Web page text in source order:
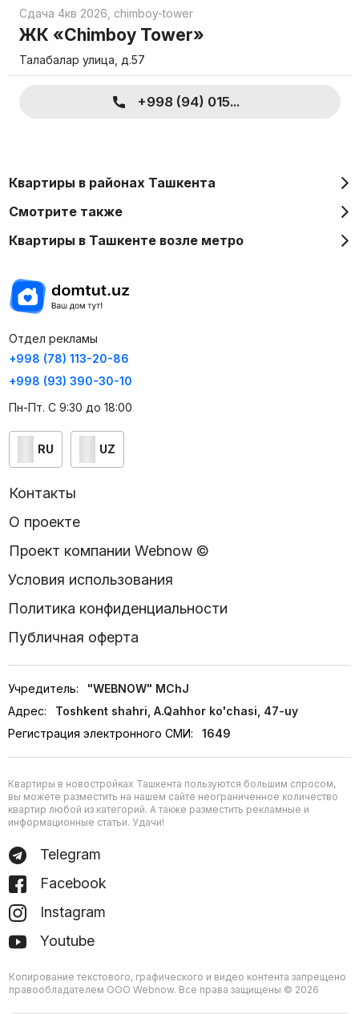
Сдача 4кв 2026 chimboy-tower
ЖК «Chimboy Tower»
Талабалар улица, д.57
+998 (94) 015...
Квартиры в районах Ташкента
Смотрите также
Квартиры в Ташкенте возле метро
Отдел рекламы
+998 (78) 113-20-86
+998 (93) 390-30-10
Пн-Пт. С 9:30 до 18:00
RU UZ
Контакты
О проекте
Проект компании Webnow ©
Условия использования
Политика конфиденциальности
Публичная оферта
Учредитель:
"WEBNOW" MChJ
Адрес:
Toshkent shahri, A.Qahhor ko'chasi, 47-uy
Регистрация электронного СМИ:
1649
Квартиры в новостройках Ташкента пользуются большим спросом,
вы можете разместить на нашем сайте неограниченное количество
квартир любой из категорий. А также разместить рекламные и
информационные статьи. Удачи!
Telegram
Facebook
Instagram
Youtube
Копирование текстового, графического и видео контента запрещено
правообладателем ООО Webnow. Все права защищены © 2026